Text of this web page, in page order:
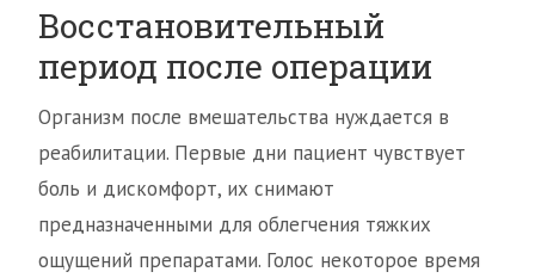
Восстановительный
период после операции
Организм после вмешательства нуждается в
реабилитации. Первые дни пациент чувствует
боль и дискомфорт, их снимают
предназначенными для облегчения тяжких
ощущений препаратами. Голос некоторое время